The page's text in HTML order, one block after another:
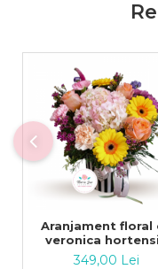
Aranjament floral
veronica
minigerbera
349,00 Lei